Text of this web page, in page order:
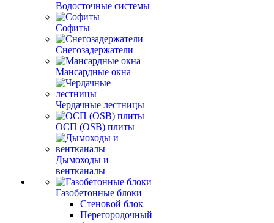
Водосточные системы
Софиты
Снегозадержатели
Мансардные окна
Чердачные лестницы
ОСП (OSB) плиты
Дымоходы и
вентканалы
Газобетонные блоки
Стеновой блок
Перегородочный